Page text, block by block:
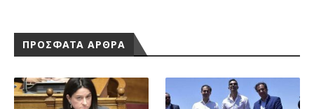
ΠΡΟΣΦΑΤΑ ΑΡΘΡΑ